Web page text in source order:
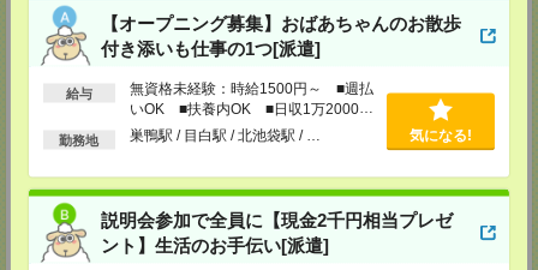
【オープニング募集】おばあちゃんのお散歩
付き添いも仕事の1つ[派遣]
給与
無資格未経験：時給1500円～ ■週払
いOK ■扶養内OK ■日収1万2000円
以上
勤務地 巣鴨駅 / 目白駅 / 北池袋駅 / … 気になる!
説明会参加で全員に【現金2千円相当プレゼ
ント】生活のお手伝い[派遣]
【茨城県】つくば支社
〒305-0032
茨城県つくば市竹園1-6-1つくば三井ビルディング19F つくば駅徒歩5分
TEL：050-3666-0532
担当：「エンのサイトを見た」とお伝えください
〒320-0026
TEL：050-3666-0382
担当：「エンのサイトを見た」とお伝えください
【群馬県】高崎支社